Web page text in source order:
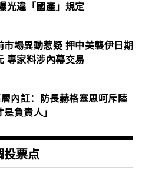
光違「國產」規定
市場異動惹疑 押中美襲伊日期
專家料涉內幕交易
層內訌：防長赫格塞思呵斥陸
負責人」
投票点